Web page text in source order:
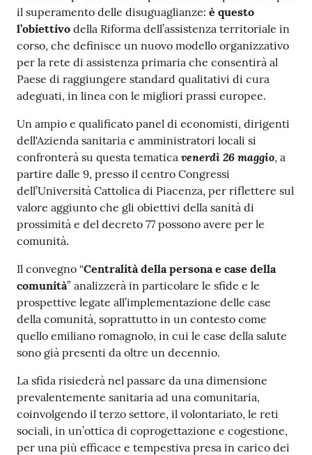
Costruiamo
Salute
Novità
Scuole
Imprese
ed Enti
Seguici
su
il superamento delle disuguaglianze: è questo
l’obiettivo della Riforma dell’assistenza territoriale in
corso, che definisce un nuovo modello organizzativo
per la rete di assistenza primaria che consentirà al
Paese di raggiungere standard qualitativi di cura
adeguati, in linea con le migliori prassi europee.
Un ampio e qualificato panel di economisti, dirigenti
dell'Azienda sanitaria e amministratori locali si
confronterà su questa tematica venerdì 26 maggio, a
partire dalle 9, presso il centro Congressi
dell’Università Cattolica di Piacenza, per riflettere sul
valore aggiunto che gli obiettivi della sanità di
prossimità e del decreto 77 possono avere per le
comunità.
Il convegno “Centralità della persona e case della
comunità” analizzerà in particolare le sfide e le
prospettive legate all’implementazione delle case
della comunità, soprattutto in un contesto come
quello emiliano romagnolo, in cui le case della salute
sono già presenti da oltre un decennio.
La sfida risiederà nel passare da una dimensione
prevalentemente sanitaria ad una comunitaria,
coinvolgendo il terzo settore, il volontariato, le reti
sociali, in un’ottica di coprogettazione e cogestione,
per una più efficace e tempestiva presa in carico dei